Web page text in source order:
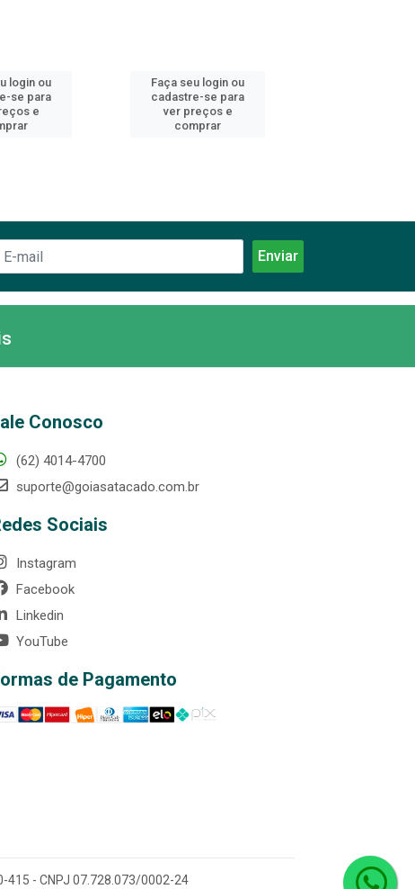
login ou
se para
e
Faça seu login ou
cadastre-se para
ver preços e
comprar
Conosco
(62) 4014-4700
suporte@goiasatacado.com.br
Sociais
Instagram
Facebook
Linkedin
YouTube
de Pagamento
415 - CNPJ 07.728.073/0002-24